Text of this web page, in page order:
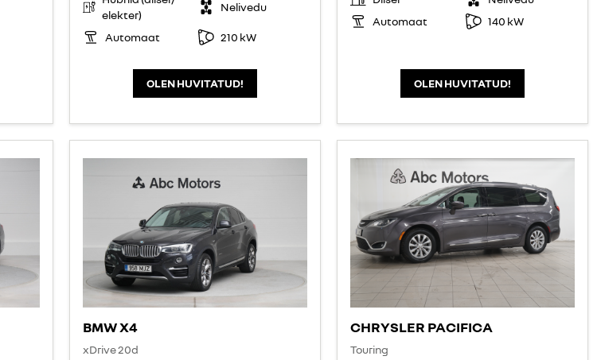
elekter)
Nelivedu
Automaat 210 kW
OLEN HUVITATUD!
Automaat
140 kW
OLEN HUVITATUD!
BMW X4
xDrive 20d
CHRYSLER PACIFICA
Touring